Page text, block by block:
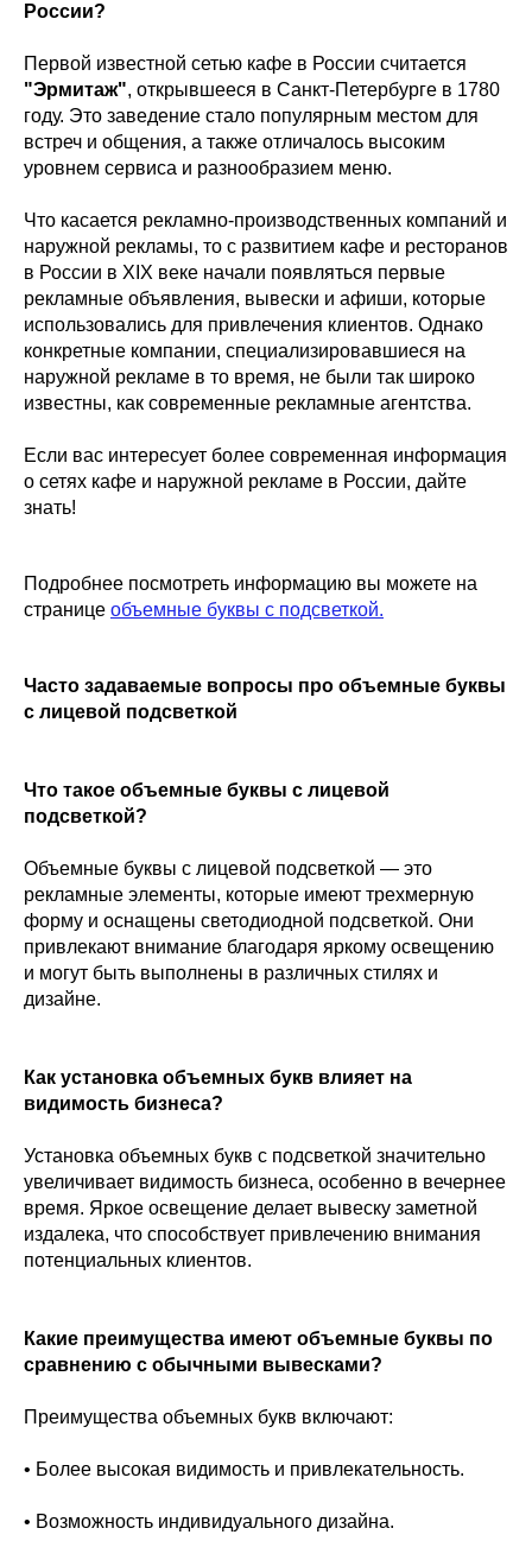
России?
Первой известной сетью кафе в России считается
"Эрмитаж", открывшееся в Санкт-Петербурге в 1780
году. Это заведение стало популярным местом для
встреч и общения, а также отличалось высоким
уровнем сервиса и разнообразием меню.
Что касается рекламно-производственных компаний и
наружной рекламы, то с развитием кафе и ресторанов
в России в XIX веке начали появляться первые
рекламные объявления, вывески и афиши, которые
использовались для привлечения клиентов. Однако
конкретные компании, специализировавшиеся на
наружной рекламе в то время, не были так широко
известны, как современные рекламные агентства.
Если вас интересует более современная информация
о сетях кафе и наружной рекламе в России, дайте
знать!
Подробнее посмотреть информацию вы можете на
странице объемные буквы с подсветкой.
Часто задаваемые вопросы про объемные буквы
с лицевой подсветкой
Что такое объемные буквы с лицевой
подсветкой?
Объемные буквы с лицевой подсветкой — это
рекламные элементы, которые имеют трехмерную
форму и оснащены светодиодной подсветкой. Они
привлекают внимание благодаря яркому освещению
и могут быть выполнены в различных стилях и
дизайне.
Как установка объемных букв влияет на
видимость бизнеса?
Установка объемных букв с подсветкой значительно
увеличивает видимость бизнеса, особенно в вечернее
время. Яркое освещение делает вывеску заметной
издалека, что способствует привлечению внимания
потенциальных клиентов.
Какие преимущества имеют объемные буквы по
сравнению с обычными вывесками?
Преимущества объемных букв включают:
• Более высокая видимость и привлекательность.
• Возможность индивидуального дизайна.